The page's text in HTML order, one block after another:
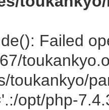
Failed
toukankyo/
opt/php-